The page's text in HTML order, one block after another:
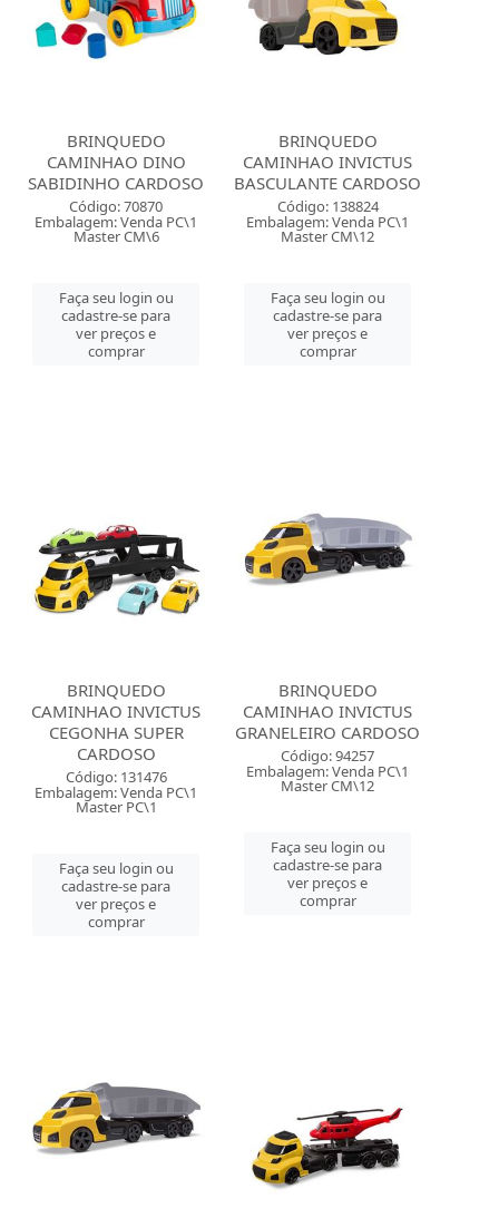
BRINQUEDO
CAMINHAO DINO
SABIDINHO CARDOSO
Código: 70870
Embalagem: Venda PC\1
Master CM\6
Faça seu login ou
cadastre-se para
ver preços e
comprar
BRINQUEDO
CAMINHAO INVICTUS
BASCULANTE CARDOSO
Código: 138824
Embalagem: Venda PC\1
Master CM\12
Faça seu login ou
cadastre-se para
ver preços e
comprar
BRINQUEDO
CAMINHAO INVICTUS
CEGONHA SUPER
CARDOSO
Código: 131476
Embalagem: Venda PC\1
Master PC\1
Faça seu login ou
cadastre-se para
ver preços e
comprar
BRINQUEDO
CAMINHAO INVICTUS
GRANELEIRO CARDOSO
Código: 94257
Embalagem: Venda PC\1
Master CM\12
Faça seu login ou
cadastre-se para
ver preços e
comprar